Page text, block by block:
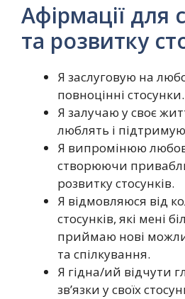
Афірмації для
та розвитку
Я заслуговую на
повноцінні стосунки.
Я залучаю у своє
люблять і
Я випромінюю любов
створюючи
розвитку стосунків.
Я відмовляюся від
стосунків, які мені
приймаю нові
та спілкування.
Я гідна/ий відчути
зв’язки у своїх